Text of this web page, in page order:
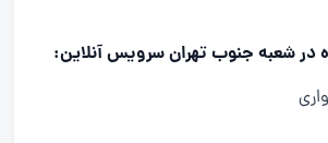
در شعبه جنوب تهران سرویس آنلاین: